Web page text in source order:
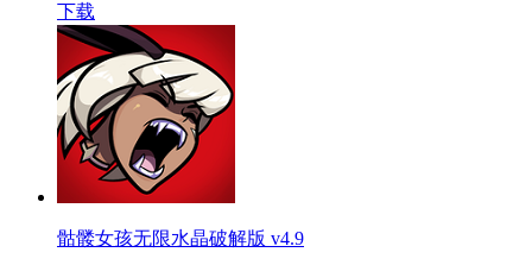
下载
骷髅女孩无限水晶破解版 v4.9